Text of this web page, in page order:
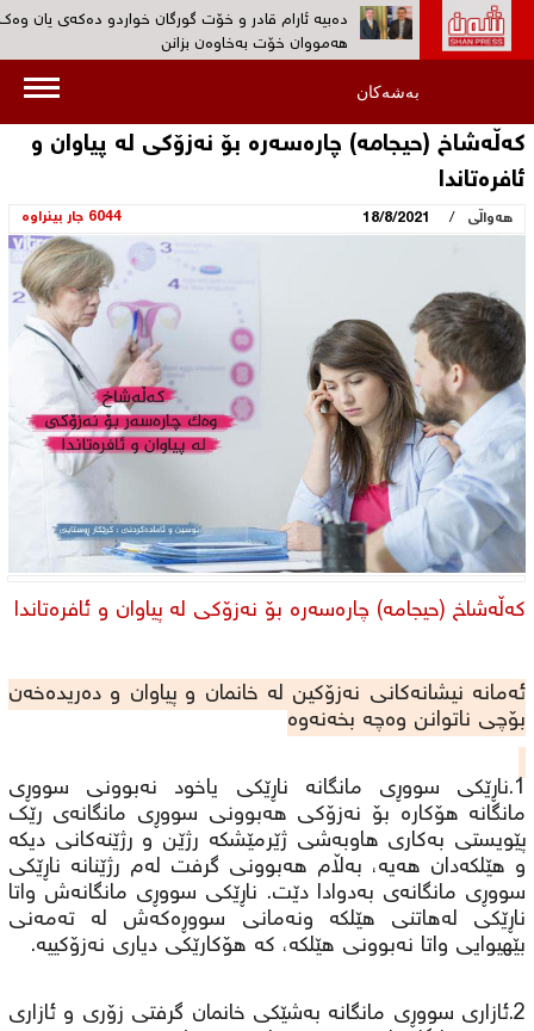
دەبیە ئارام قادر و خۆت گورگان خواردو ده‌كه‌ی یان
هەمووان خۆت بەخاوەن بزانن‌
ڕۆژانى 19 و 20ى ئەم مانگە کۆنگرەى پێنجی
به‌ڤیدیۆ...کۆمەڵ: هیوادارین پڕۆسەی چەکدانانی
بەڤیدیۆ... 30 ئەندامی پارتی کرێکارانی کوردستان
هۆكاری دەستگیرکردن ‌و بێسەروشوێنکردنی ئارام قادر
نیشتمانیی بزانه‌؟‌
بەشەکان
کەڵەشاخ (حیجامە) چارەسەرە بۆ نەزۆکی لە پیاوان و
ئافرەتاندا
هەواڵی /
18/8/2021 6044 جار بینراوە
کەڵەشاخ (حیجامە) چارەسەرە بۆ نەزۆکی لە پیاوان و ئافرەتاندا
ئەمانە نیشانەکانی نەزۆکین لە خانمان و پیاوان و دەریدەخەن
بۆچی ناتوانن وەچە بخەنەوە
1.ناڕێکی سووڕی مانگانە ناڕێکی یاخود نەبوونی سووڕی
مانگانە هۆکارە بۆ نەزۆکی هەبوونی سووڕی مانگانەی رێک
پێویستی بەکاری هاوبەشی ژێرمێشکە رژێن و رژێنەکانی دیکە
و هێلکەدان هەیە، بەڵام هەبوونی گرفت لەم رژێنانە ناڕێکی
سووڕی مانگانەی بەدوادا دێت. ناڕێکی سووڕی مانگانەش واتا
ناڕێکی لەهاتنی هێلکە ونەمانی سووڕەکەش لە تەمەنی
بێهیوایی واتا نەبوونی هێلکە، کە هۆکارێکی دیاری نەزۆکییە.
2.ئازاری سووڕی مانگانە بەشێکی خانمان گرفتی زۆری و ئازاری